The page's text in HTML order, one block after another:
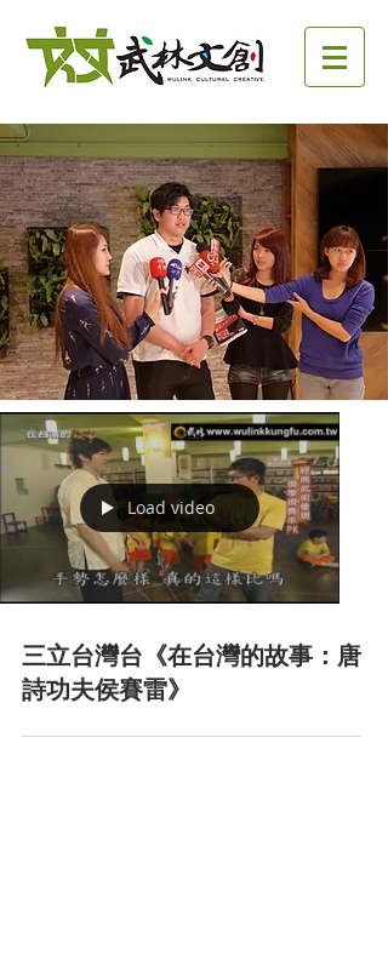
Load video
三立台灣台《在台灣的故事：唐
詩功夫侯賽雷》